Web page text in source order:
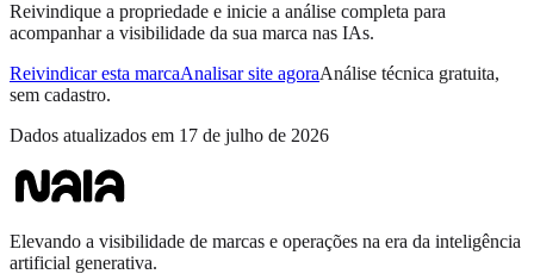
Reivindique a propriedade e inicie a análise completa para
acompanhar a visibilidade da sua marca nas IAs.
Reivindicar esta marcaAnalisar site agoraAnálise técnica gratuita,
sem cadastro.
Dados atualizados em 17 de julho de 2026
Elevando a visibilidade de marcas e operações na era da inteligência
artificial generativa.